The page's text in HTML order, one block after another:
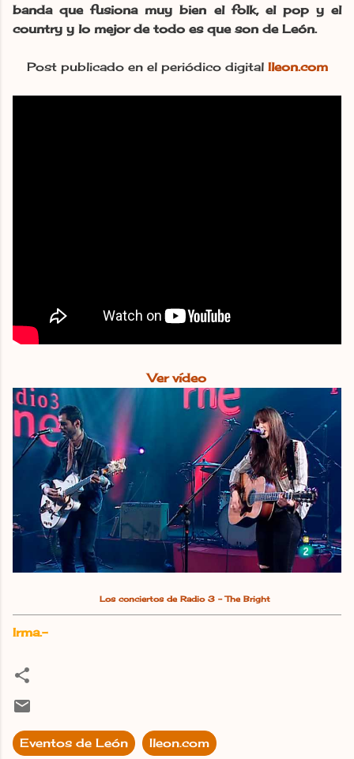
banda que fusiona muy bien el folk, el pop y el
country y lo mejor de todo es que son de León.
Post publicado en el periódico digital Ileon.com
Ver vídeo
Los conciertos de Radio 3 - The Bright
Irma.-
Eventos de León Ileon.com